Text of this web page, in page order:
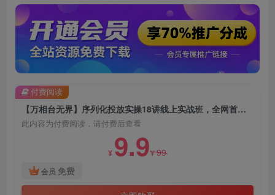
【万相台无界】序列化投放实操18讲线上实战班，全网首推，运营福音！
此内容为付费阅读，请付费后查看
¥ 9.9¥99
会员 免费
付费阅读